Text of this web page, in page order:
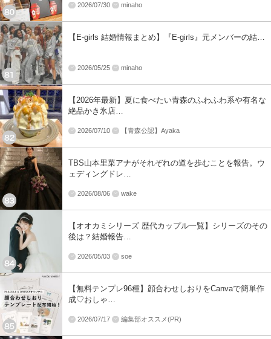
2026/07/30 minaho
【E-girls 結婚情報まとめ】『E-girls』元メンバーの結…
2026/05/25 minaho
【2026年最新】夏に食べたい青森のふわふわ系や有名な
絶品かき氷店…
2026/07/10 【青森公認】Ayaka
TBS山本里菜アナがそれぞれの道を歩むことを報告。ウ
ェディングドレ…
2026/08/06 wake
【オオカミシリーズ 歴代カップル一覧】シリーズのその
後は？結婚報告…
2026/05/03 soe
【無料テンプレ96種】顔合わせしおりをCanvaで簡単作
成♡おしゃ…
2026/07/17 編集部オススメ(PR)